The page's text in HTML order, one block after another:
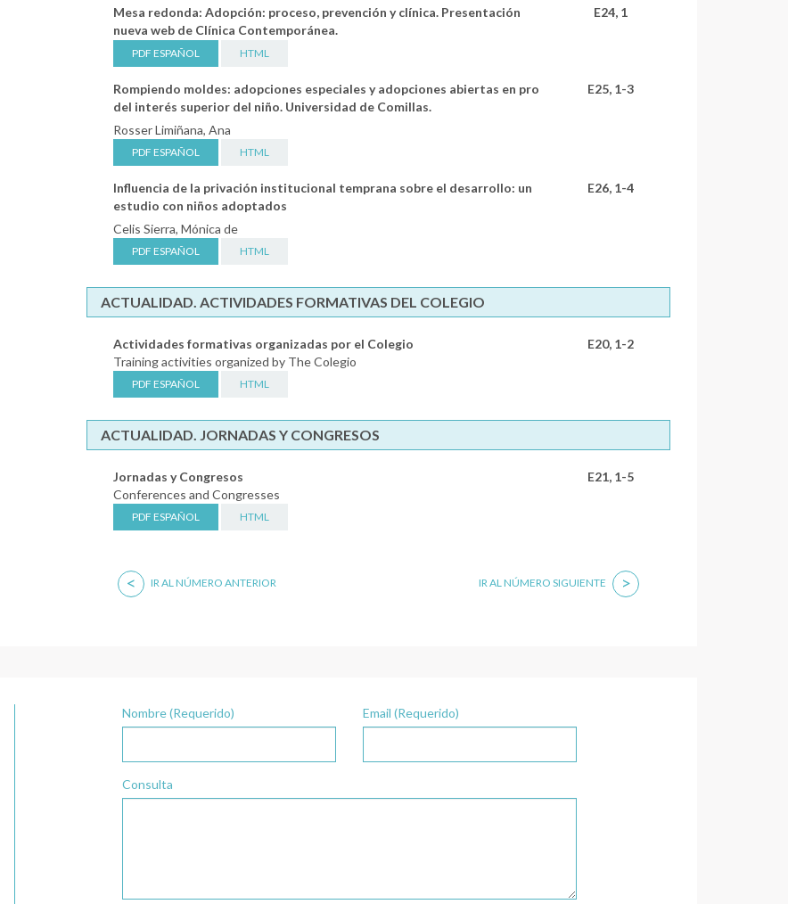
Mesa redonda: Adopción: proceso, prevención y clínica. Presentación
nueva web de Clínica Contemporánea.
E24, 1
PDF ESPAÑOL HTML
Rompiendo moldes: adopciones especiales y adopciones abiertas en pro
del interés superior del niño. Universidad de Comillas.
E25, 1-3
Rosser Limiñana, Ana
PDF ESPAÑOL HTML
Influencia de la privación institucional temprana sobre el desarrollo: un
estudio con niños adoptados
E26, 1-4
Celis Sierra, Mónica de
PDF ESPAÑOL HTML
ACTUALIDAD. ACTIVIDADES FORMATIVAS DEL COLEGIO
Actividades formativas organizadas por el Colegio
E20, 1-2
Training activities organized by The Colegio
PDF ESPAÑOL HTML
ACTUALIDAD. JORNADAS Y CONGRESOS
Jornadas y Congresos
E21, 1-5
Conferences and Congresses
PDF ESPAÑOL HTML
< IR AL NÚMERO ANTERIOR IR AL NÚMERO SIGUIENTE >
Nombre (Requerido) Email (Requerido)
Consulta